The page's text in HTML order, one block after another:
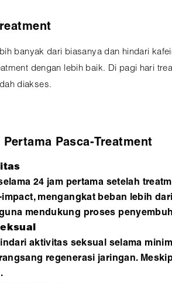
banyak dari biasanya dan hindari
dengan lebih baik. Di pagi hari
diakses.
Pasca-Treatment
24 jam pertama setelah
mengangkat beban lebih
mendukung proses
aktivitas seksual selama
regenerasi jaringan.